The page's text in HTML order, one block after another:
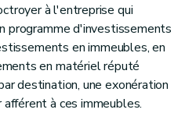
à l'entreprise qui
programme d'investissements
en immeubles, en
en matériel réputé
destination, une exonération
à ces immeubles.